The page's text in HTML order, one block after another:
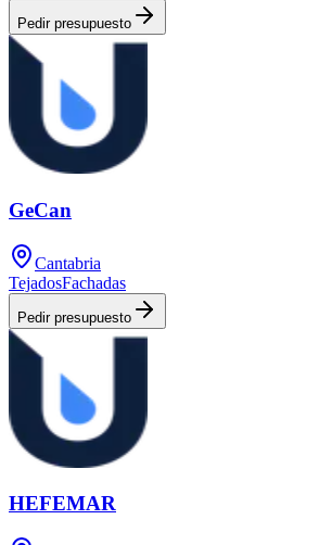
Pedir presupuesto
GeCan
Cantabria
TejadosFachadas
Pedir presupuesto
HEFEMAR